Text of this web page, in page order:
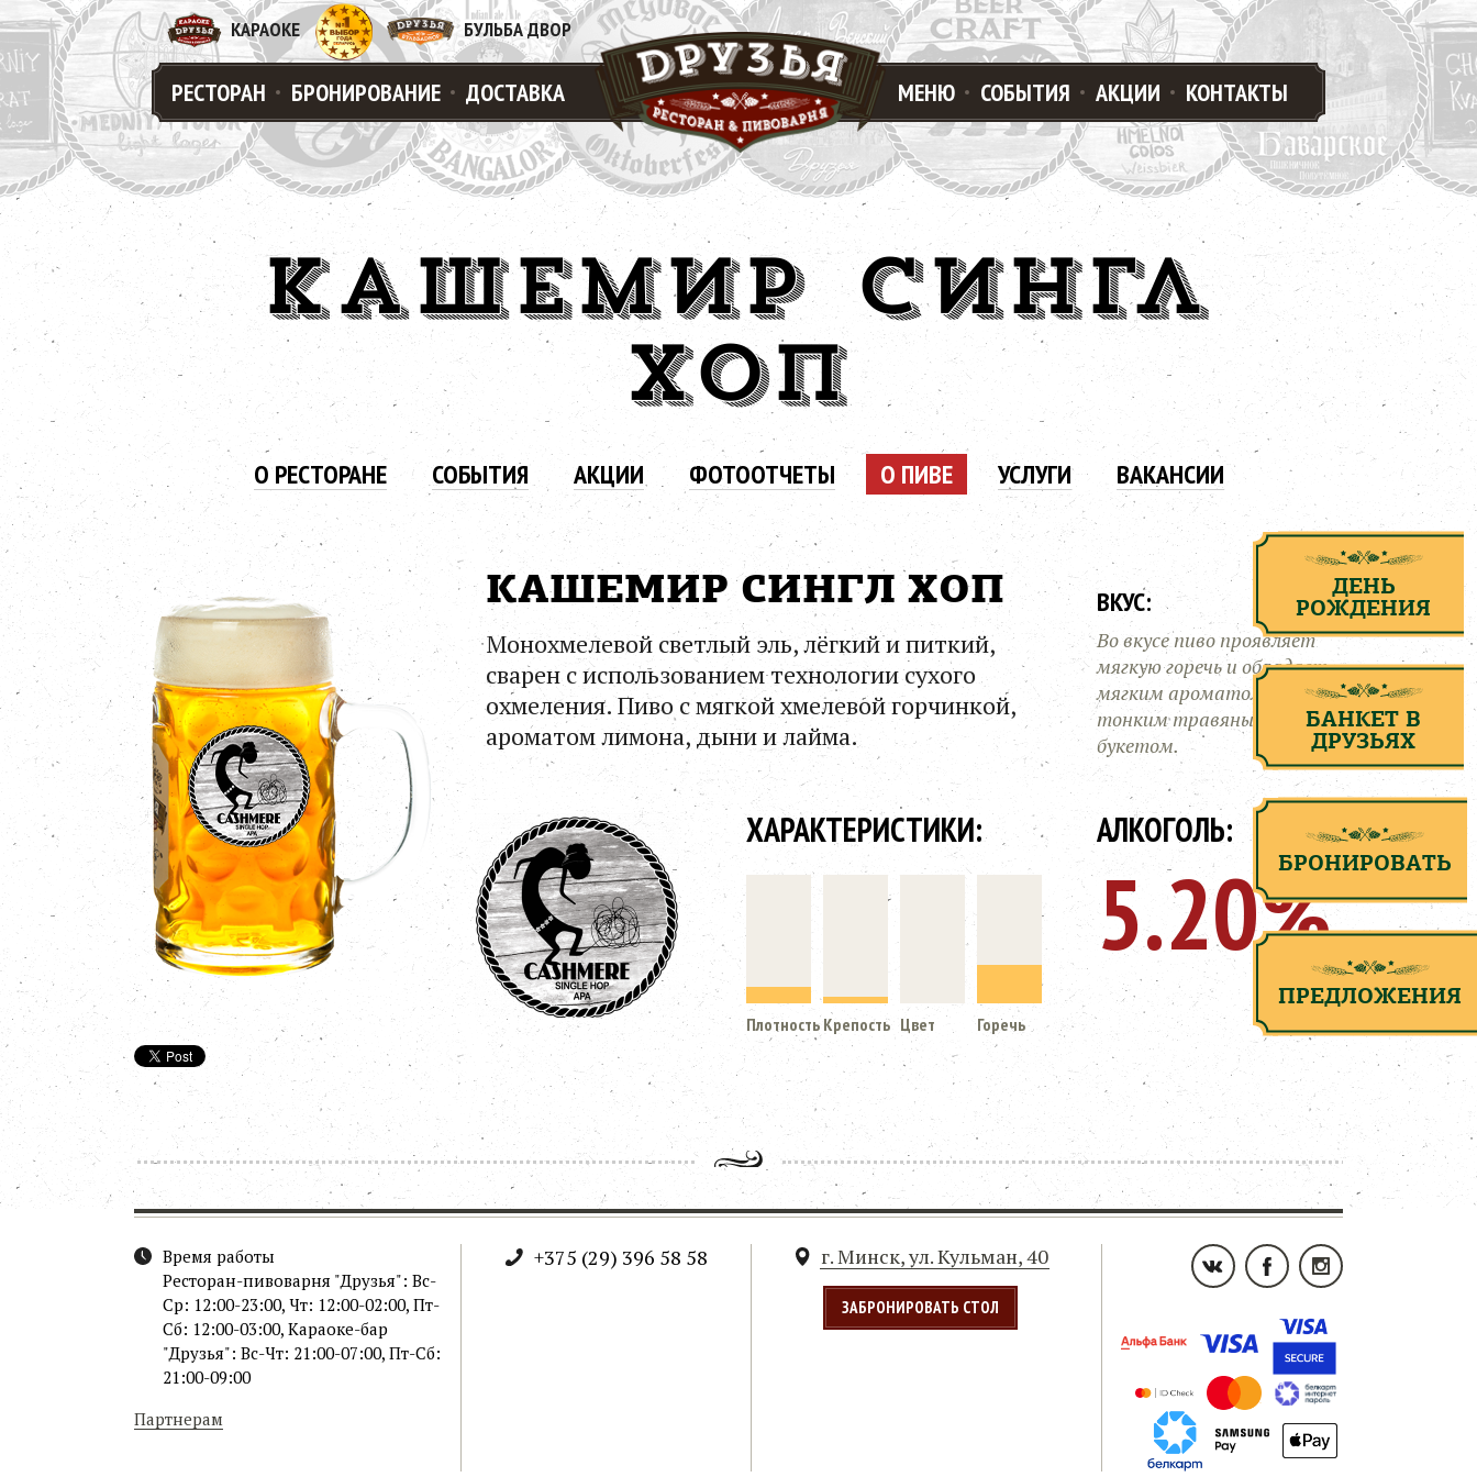
КАРАОКЕ БУЛЬБА ДВОР
РЕСТОРАН БРОНИРОВАНИЕ ДОСТАВКА МЕНЮ СОБЫТИЯ АКЦИИ КОНТАКТЫ
КАШЕМИР СИНГЛ
ХОП
О РЕСТОРАНЕ СОБЫТИЯ АКЦИИ ФОТООТЧЕТЫ О ПИВЕ УСЛУГИ ВАКАНСИИ
КАШЕМИР СИНГЛ ХОП
Монохмелевой светлый эль, лёгкий и питкий,
сварен с использованием технологии сухого
охмеления. Пиво с мягкой хмелевой горчинкой,
ароматом лимона, дыни и лайма.
ВКУС:
Во вкусе пиво проявляет
мягкую горечь и обладает
мягким ароматом с
тонким травяным
букетом.
ХАРАКТЕРИСТИКИ:
Плотность Крепость Цвет Горечь
АЛКОГОЛЬ:
5.20%
Время работы
Ресторан-пивоварня "Друзья": Вс-
Ср: 12:00-23:00, Чт: 12:00-02:00, Пт-
Сб: 12:00-03:00, Караоке-бар
"Друзья": Вс-Чт: 21:00-07:00, Пт-Сб:
21:00-09:00
Партнерам
+375 (29) 396 58 58 г. Минск, ул. Кульман, 40
ЗАБРОНИРОВАТЬ СТОЛ
ДЕНЬ
РОЖДЕНИЯ
БАНКЕТ В
ДРУЗЬЯХ
БРОНИРОВАТЬ
ПРЕДЛОЖЕНИЯ